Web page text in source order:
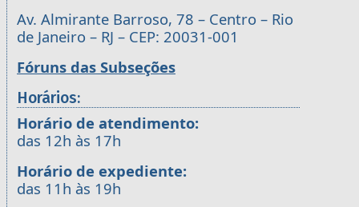
Av. Almirante Barroso, 78 – Centro – Rio
de Janeiro – RJ – CEP: 20031-001
Fóruns das Subseções
Horários:
Horário de atendimento:
das 12h às 17h
Horário de expediente:
das 11h às 19h